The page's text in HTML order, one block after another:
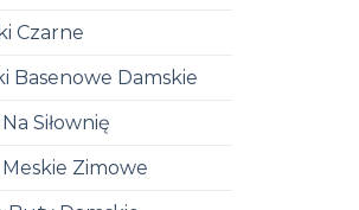
Czarne
Basenowe Damskie
Siłownię
Zimowe